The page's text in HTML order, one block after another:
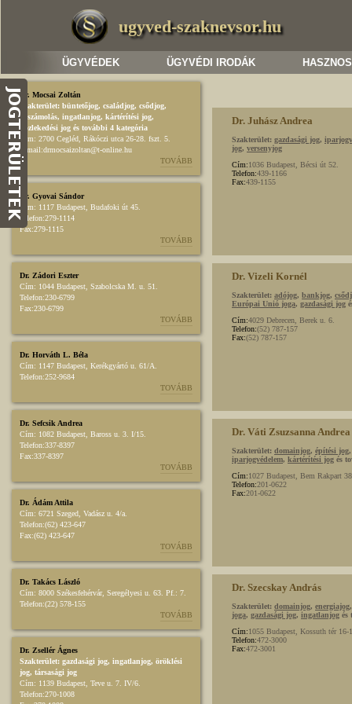
ugyved-szaknevsor.hu
ÜGYVÉDEK ÜGYVÉDI IRODÁK
Dr. Mocsai Zoltán
Szakterület: büntetőjog, családjog, csődjog,
felszámolás, ingatlanjog, kártérítési jog,
közlekedési jog és további 4 kategória
Cím: 2700 Cegléd, Rákóczi utca 26-28. fszt. 5.
E-mail:drmocsaizoltan@t-online.hu
TOVÁBB
Dr. Gyovai Sándor
Cím: 1117 Budapest, Budafoki út 45.
Telefon:279-1114
Fax:279-1115
TOVÁBB
Dr. Zádori Eszter
Cím: 1044 Budapest, Szabolcska M. u. 51.
Telefon:230-6799
Fax:230-6799
TOVÁBB
Dr. Horváth L. Béla
Cím: 1147 Budapest, Kerékgyártó u. 61/A.
Telefon:252-9684
TOVÁBB
Dr. Sefcsik Andrea
Cím: 1082 Budapest, Baross u. 3. I/15.
Telefon:337-8397
Fax:337-8397
TOVÁBB
Dr. Ádám Attila
Cím: 6721 Szeged, Vadász u. 4/a.
Telefon:(62) 423-647
Fax:(62) 423-647
TOVÁBB
Dr. Takács László
Cím: 8000 Székesfehérvár, Seregélyesi u. 63. Pf.: 7.
Telefon:(22) 578-155
TOVÁBB
Dr. Zsellér Ágnes
Szakterület: gazdasági jog, ingatlanjog, öröklési
jog, társasági jog
Cím: 1139 Budapest, Teve u. 7. IV/6.
Telefon:270-1008
Dr. Juhász Andrea
Szakterület: gazdasági jog,
jog, versenyjog
Cím:1036 Budapest, Bécsi út 52.
Telefon:439-1166
Fax:439-1155
Dr. Vizeli Kornél
Szakterület: adójog, bankjog,
Európai Unió joga, gazdasági jog
Cím:4029 Debrecen, Berek u. 6.
Telefon:(52) 787-157
Fax:(52) 787-157
Dr. Váti Zsuzsanna Andrea
Szakterület: domainjog, építési jog
iparjogvédelem, kártérítési jog és
Cím:1027 Budapest, Bem Rakpart
Telefon:201-0622
Fax:201-0622
Dr. Szecskay András
Szakterület: domainjog, energiajog
joga, gazdasági jog, ingatlanjog és
Cím:1055 Budapest, Kossuth tér
Telefon:472-3000
Fax:472-3001